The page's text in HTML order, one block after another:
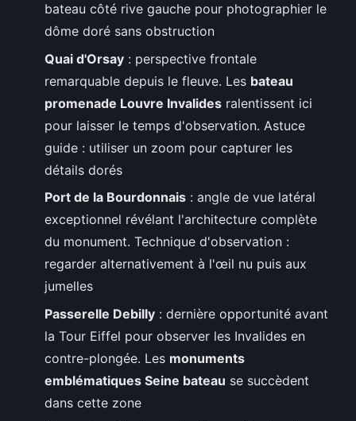
bateau côté rive gauche pour photographier le
dôme doré sans obstruction
Quai d'Orsay : perspective frontale
remarquable depuis le fleuve. Les bateau
promenade Louvre Invalides ralentissent ici
pour laisser le temps d'observation. Astuce
guide : utiliser un zoom pour capturer les
détails dorés
Port de la Bourdonnais : angle de vue latéral
exceptionnel révélant l'architecture complète
du monument. Technique d'observation :
regarder alternativement à l'œil nu puis aux
jumelles
Passerelle Debilly : dernière opportunité avant
la Tour Eiffel pour observer les Invalides en
contre-plongée. Les monuments
emblématiques Seine bateau se succèdent
dans cette zone